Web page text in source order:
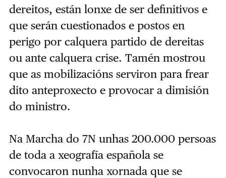
dereitos, están lonxe de ser definitivos e
que serán cuestionados e postos en
perigo por calquera partido de dereitas
ou ante calquera crise. Tamén mostrou
que as mobilizacións serviron para frear
dito anteproxecto e provocar a dimisión
do ministro.
Na Marcha do 7N unhas 200.000 persoas
de toda a xeografía española se
convocaron nunha xornada que se